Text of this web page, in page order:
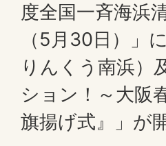
度全国一斉海浜
（5月30日）」
りんくう南浜）
ション！～大阪
旗揚げ式』」が